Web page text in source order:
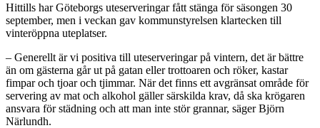
Hittills har Göteborgs uteserveringar fått stänga för säsongen 30
september, men i veckan gav kommunstyrelsen klartecken till
vinteröppna uteplatser.
– Generellt är vi positiva till uteserveringar på vintern, det är bättre
än om gästerna går ut på gatan eller trottoaren och röker, kastar
fimpar och tjoar och tjimmar. När det finns ett avgränsat område för
servering av mat och alkohol gäller särskilda krav, då ska krögaren
ansvara för städning och att man inte stör grannar, säger Björn
Närlundh.